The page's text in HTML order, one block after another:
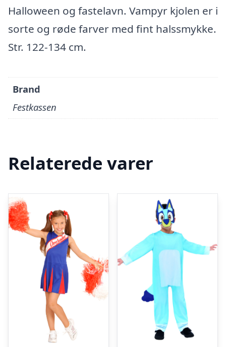
Halloween og fastelavn. Vampyr kjolen er i
sorte og røde farver med fint halssmykke.
Str. 122-134 cm.
Brand
Festkassen
Relaterede varer